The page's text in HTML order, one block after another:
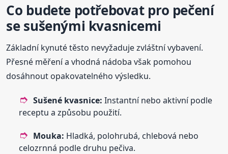
Co budete potřebovat pro pečení
se sušenými kvasnicemi
Základní kynuté těsto nevyžaduje zvláštní vybavení.
Přesné měření a vhodná nádoba však pomohou
dosáhnout opakovatelného výsledku.
Sušené kvasnice: Instantní nebo aktivní podle
receptu a způsobu použití.
Mouka: Hladká, polohrubá, chlebová nebo
celozrnná podle druhu pečiva.